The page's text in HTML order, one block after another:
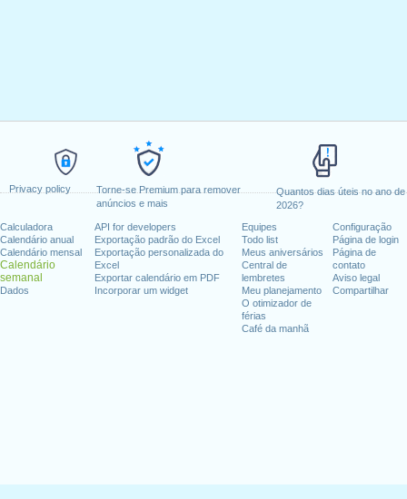
Privacy policy
Torne-se Premium para remover
anúncios e mais
Quantos dias úteis no ano de
2026?
Calculadora
Calendário anual
Calendário mensal
Calendário
semanal
Dados
API for developers
Exportação padrão do Excel
Exportação personalizada do
Excel
Exportar calendário em PDF
Incorporar um widget
Equipes
Todo list
Meus aniversários
Central de
lembretes
Meu planejamento
O otimizador de
férias
Café da manhã
Configuração
Página de login
Página de
contato
Aviso legal
Compartilhar